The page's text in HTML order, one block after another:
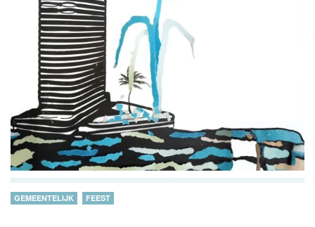
GEMEENTELIJK FEEST